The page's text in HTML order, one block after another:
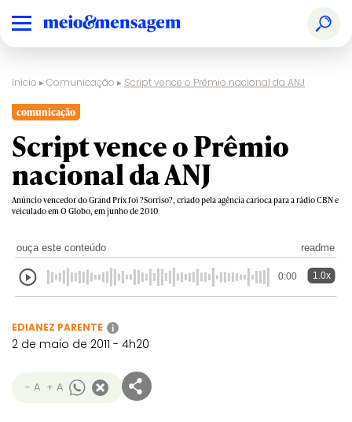
Início ▸Comunicação ▸ Script vence o Prêmio nacional da ANJ
comunicação
Script vence o Prêmio
nacional da ANJ
Anúncio vencedor do Grand Prix foi ?Sorriso?, criado pela agência carioca para a rádio CBN e
veiculado em O Globo, em junho de 2010
ouça este conteúdo readme
0:00 1.0x
EDIANEZ PARENTE i
2 de maio de 2011 - 4h20
- A + A